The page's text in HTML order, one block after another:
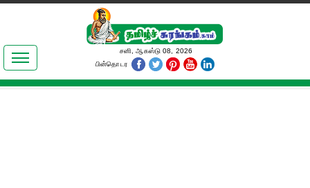
இலக்கியங்கள்
தமிழ் உலகம்
சனி, ஆகஸ்டு 08, 2026
பின்தொடர